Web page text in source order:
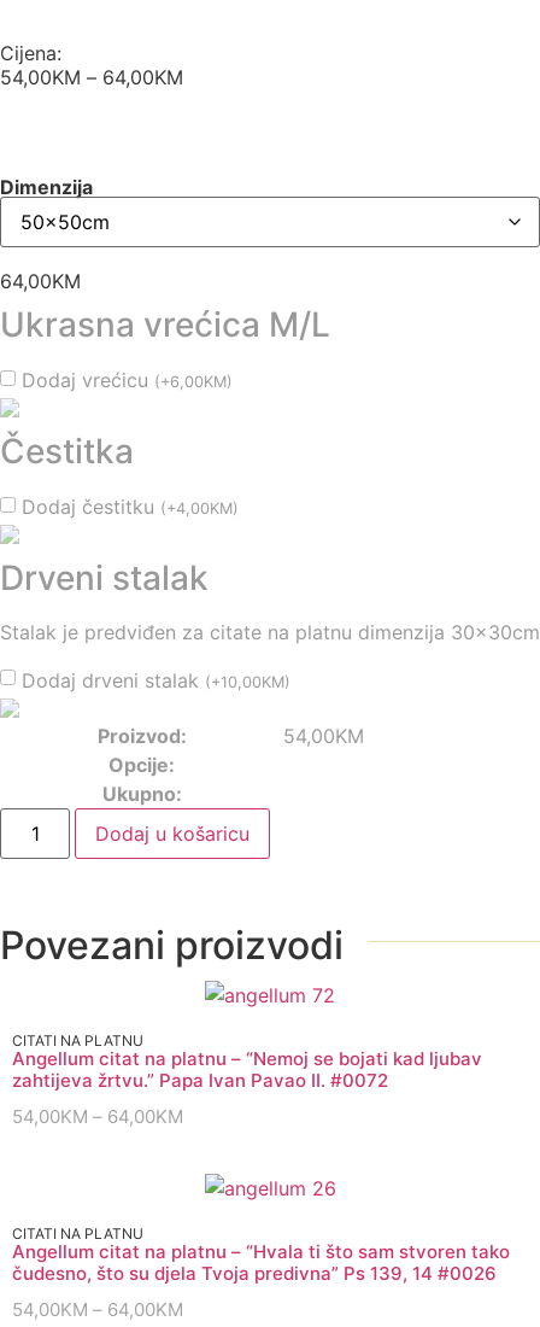
Cijena:
54,00KM – 64,00KM
Dimenzija
64,00KM
Ukrasna vrećica M/L
Dodaj vrećicu (+6,00KM)
Čestitka
Dodaj čestitku (+4,00KM)
Drveni stalak
Stalak je predviđen za citate na platnu dimenzija 30x30cm
Dodaj drveni stalak (+10,00KM)
Proizvod: 54,00KM
Opcije:
Ukupno:
Dodaj u košaricu
Povezani proizvodi
CITATI NA PLATNU
Angellum citat na platnu – “Nemoj se bojati kad ljubav
zahtijeva žrtvu.” Papa Ivan Pavao II. #0072
54,00KM – 64,00KM
CITATI NA PLATNU
Angellum citat na platnu – “Hvala ti što sam stvoren tako
čudesno, što su djela Tvoja predivna” Ps 139, 14 #0026
54,00KM – 64,00KM